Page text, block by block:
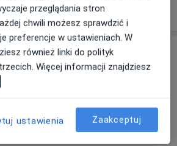
przeglądania stron
chwili możesz sprawdzić i
preferencje w ustawieniach. W
również linki do polityk
Więcej informacji znajdziesz
ustawienia Zaakceptuj